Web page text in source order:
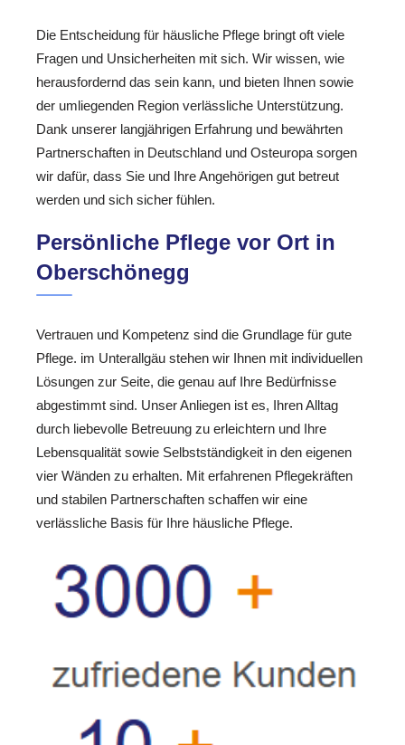
Die Entscheidung für häusliche Pflege bringt oft viele
Fragen und Unsicherheiten mit sich. Wir wissen, wie
herausfordernd das sein kann, und bieten Ihnen sowie
der umliegenden Region verlässliche Unterstützung.
Dank unserer langjährigen Erfahrung und bewährten
Partnerschaften in Deutschland und Osteuropa sorgen
wir dafür, dass Sie und Ihre Angehörigen gut betreut
werden und sich sicher fühlen.
Persönliche Pflege vor Ort in
Oberschönegg
Vertrauen und Kompetenz sind die Grundlage für gute
Pflege. im Unterallgäu stehen wir Ihnen mit individuellen
Lösungen zur Seite, die genau auf Ihre Bedürfnisse
abgestimmt sind. Unser Anliegen ist es, Ihren Alltag
durch liebevolle Betreuung zu erleichtern und Ihre
Lebensqualität sowie Selbstständigkeit in den eigenen
vier Wänden zu erhalten. Mit erfahrenen Pflegekräften
und stabilen Partnerschaften schaffen wir eine
verlässliche Basis für Ihre häusliche Pflege.